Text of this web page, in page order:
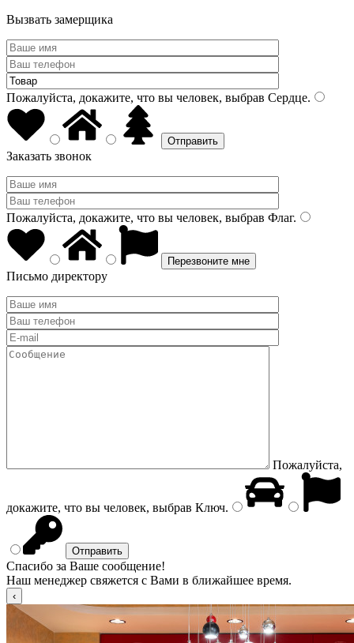
Вызвать замерщика
Пожалуйста, докажите, что вы человек, выбрав Сердце.
Заказать звонок
Пожалуйста, докажите, что вы человек, выбрав Флаг.
Письмо директору
Пожалуйста,
докажите, что вы человек, выбрав Ключ.
Спасибо за Ваше сообщение!
Наш менеджер свяжется с Вами в ближайшее время.